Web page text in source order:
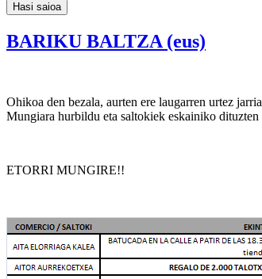
Hasi saioa
BARIKU BALTZA (eus)
Ohikoa den bezala, aurten ere laugarren urtez
Mungiara hurbildu eta saltokiek eskainiko dituzten
ETORRI MUNGIRE!!